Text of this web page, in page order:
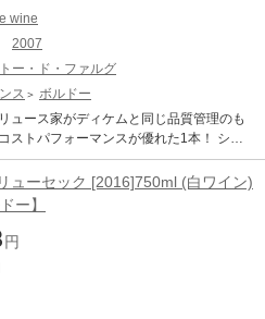
on June 2023 ワインレポー
ッションフルーツ、マンダリン・オレン
ル、ハーモニアスでエレガント、透明感
。フレッシュ感と濃密度のバランスがと
のかな潮の飛沫、ジンジャーブレッド、
、果てしないフィニッシュ。セミヨン7
ニヨン・ブラン25%。残糖は135g/L。9月
しめるアプローチャブルなヴィンテー
と両者を比較して、2020の親しみやす
。確かにこれなら、アペリティフにして
のも新たな楽しみ方となる。
(Jun 2023) The 2020 Yquem, a blend
and 25% Sauvignon Blanc, cropped at
has a very sensual bouquet. It’s pretty
almonds and pineapple. The oak i
and allowing it further time, there
of Vervain tea, pressed white flower
palate makes an immediate impact wit
surprisingly saline entry that lends it ed
the off. The poise in this Yquem rivets y
down and tightly controlled until the fi
it fans out with nascent swagger. Stem
pear and orange rind notes are deliv
delineation. This animated and opule
ルヌの既成概念を打破したいと考えた。
すべて取り払い、もっとシンプルに、も
めかしい字体で黄金の王冠をの従来のラ
。スイスのデザイン会社Big Gameに、パ
的な見直しを依頼した。リューセックの
は不可能なリサクル素材を使用したボト
る貴腐ワインのイメージを刷新するイン
いる。球形コルクはボトルを開けた後に
リテイフで楽しむためのセカンドコルク
テルヌは多くの愛好家が大量に飲めない
ケージは冷蔵庫で保存して、少量ずつ飲
ている。(2021/10/20 ワインレポートよ
ルドー ソーテルヌ 原産地呼称：AOC. S
木が植えられ、東側はかの「シャトー・
す。 厳しい選別によって造ら
はソーテルヌの中でも、ディケムと並び
誇っています。 CHATEAU RIEUS
リューセック 生産地：フランス ボルド
ぶどう品種：セミヨン ソーヴィニヨン・
ル度数：14.5% 味わい：白ワイン 貴腐ワ
ジのワインは必ず休息させることが必要
に抜栓してしまうと本来の味わいは全く
ので、商品到着後はボトルを立てた状態
以上)抜栓してください。 ●熟成によ
wine
2007
ー・ド・ファルグ
ス
ボルドー
ュース家がディケムと同じ品質管理のも
トパフォーマンスが優れた1本！ シャ
ルグは、ソーテルヌ第一級に格付けされ
。シャトー・ディケムを長年守り続けて
サリュース家が、「クオリティとエレガ
常に妥協なく追及する」という哲学のも
目と鼻の先の場所で、同じ品質管理を実
年は満足のいくブドウが収穫できなか
テルヌを造っておりません。しかもセカ
ューセック [2016]750ml (白ワイン)
ー】
円